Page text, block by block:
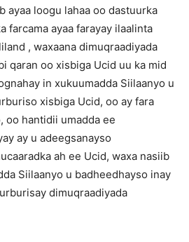
ayaa loogu lahaa oo dastuurka
farcama ayaa farayay ilaalinta
, waxaana dimuqraadiyada
qaran oo xisbiga Ucid uu ka mid
in xukuumadda Siilaanyo u
xisbiga Ucid, oo ay fara
oo hantidii umadda ee
ay u adeegsanayso
ah ee Ucid, waxa nasiib
Siilaanyo u badheedhayso inay
dimuqraadiyada